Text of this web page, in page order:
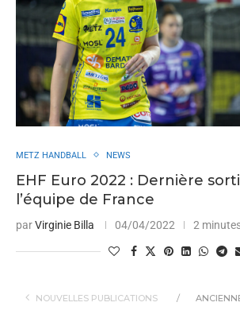
METZ HANDBALL NEWS
EHF Euro 2022 : Dernière
l’équipe de France
parVirginie Billa 04/04/2022 2
NOUVELLES PUBLICATIONS